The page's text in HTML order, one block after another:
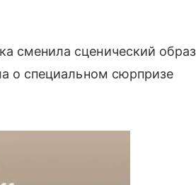
сменила сценический образ
о специальном сюрпризе